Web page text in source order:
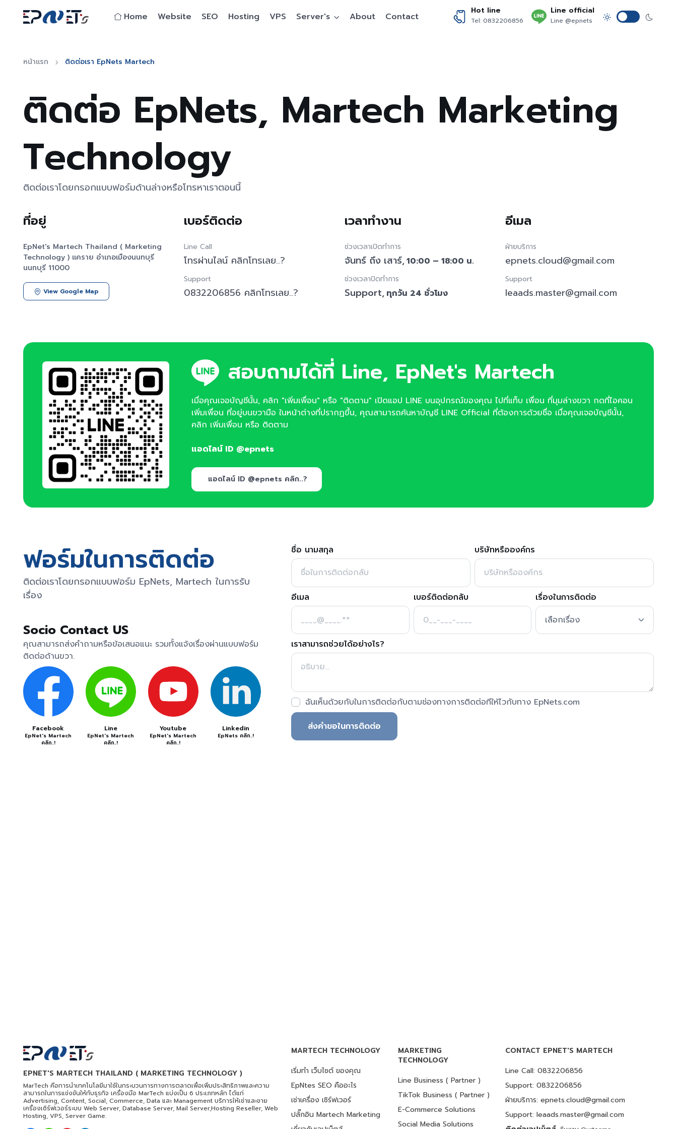
Hot line
Tel: 0832206856
Line official
Line @epnets
Home Website SEO Hosting VPS Server's About Contact
หน้าแรก ติดต่อเรา EpNets Martech
ติดต่อ EpNets, Martech Marketing
Technology
ติดต่อเราโดยกรอกแบบฟอร์มด้านล่างหรือโทรหาเราตอนนี้
ที่อยู่
EpNet's Martech Thailand ( Marketing
Technology ) แคราย อำเภอเมืองนนทบุรี
นนทบุรี 11000
View Google Map
เบอร์ติดต่อ
Line Call
โทรผ่านไลน์ คลิกโทรเลย..?
Support
0832206856 คลิกโทรเลย..?
เวลาทำงาน
ช่วงเวลาเปิดทำการ
จันทร์ ถึง เสาร์,10:00 – 18:00 น.
ช่วงเวลาปิดทำการ
Support, ทุกวัน 24 ชั่วโมง
อีเมล
ฝ่ายบริการ
epnets.cloud@gmail.com
Support
leaads.master@gmail.com
สอบถามได้ที่ Line, EpNet's Martech
เมื่อคุณเจอบัญชีนั้น, คลิก "เพิ่มเพื่อน" หรือ "ติดตาม" เปิดแอป LINE บนอุปกรณ์ของคุณ ไปที่แท็บ เพื่อน ที่มุมล่างขวา กดที่ไอคอน
เพิ่มเพื่อน ที่อยู่บนขวามือ ในหน้าต่างที่ปรากฏขึ้น, คุณสามารถค้นหาบัญชี LINE Official ที่ต้องการด้วยชื่อ เมื่อคุณเจอบัญชีนั้น,
คลิก เพิ่มเพื่อน หรือ ติดตาม
แอดไลน์ ID @epnets
แอดไลน์ ID @epnets คลิก..?
ฟอร์มในการติดต่อ
ติดต่อเราโดยกรอกแบบฟอร์ม EpNets, Martech ในการรับ
เรื่อง
Socio Contact US
คุณสามารถส่งคำถามหรือข้อเสนอแนะ รวมทั้งแจ้งเรื่องผ่านแบบฟอร์ม
ติดต่อด้านขวา.
Facebook
EpNet's Martech
คลิก..!
Line
EpNet's Martech
คลิก..!
Youtube
EpNet's Martech
คลิก..!
Linkedin
EpNets คลิก..!
ชื่อ นามสกุล บริษัทหรือองค์กร
อีเมล เบอร์ติดต่อกลับ เรื่องในการติดต่อ
เราสามารถช่วยได้อย่างไร?
ฉันเห็นด้วยกับในการติดต่อกับตามช่องทางการติดต่อทีให้ไวกับทาง EpNets.com
ส่งคำขอในการติดต่อ
EPNET'S MARTECH THAILAND ( MARKETING TECHNOLOGY )
MarTech คือการนำเทคโนโลยีมาใช้ในกระบวนการทางการตลาดเพื่อเพิ่มประสิทธิภาพและความ
สามารถในการแข่งขันให้กับธุรกิจ เครื่องมือ MarTech แบ่งเป็น 6 ประเภทหลัก ได้แก่
Advertising, Content, Social, Commerce, Data และ Management บริการให้เช่าและขาย
เครื่องเซิร์ฟเวอร์ระบบ Web Server, Database Server, Mail Server,Hosting Reseller, Web
Hosting, VPS, Server Game.
MARTECH TECHNOLOGY
เริ่มทำ เว็บไซต์ ของคุณ
EpNtes SEO คืออะไร
เช่าเครื่อง เซิร์ฟเวอร์
ปลั๊กอิน Martech Marketing
MARKETING
TECHNOLOGY
Line Business ( Partner )
TikTok Business ( Partner )
E-Commerce Solutions
Social Media Solutions
CONTACT EPNET'S MARTECH
Line Call: 0832206856
Support: 0832206856
ฝ่ายบริการ:epnets.cloud@gmail.com
Support:leaads.master@gmail.com